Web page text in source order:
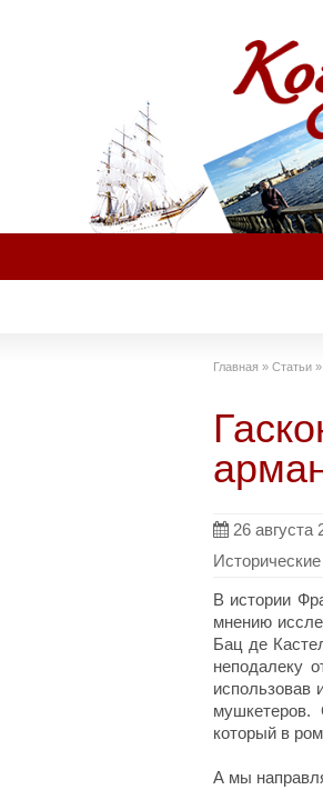
Главная » Статьи »
26 августа
В истории
мнению
Бац де
неподалеку
использовав
который в
А мы